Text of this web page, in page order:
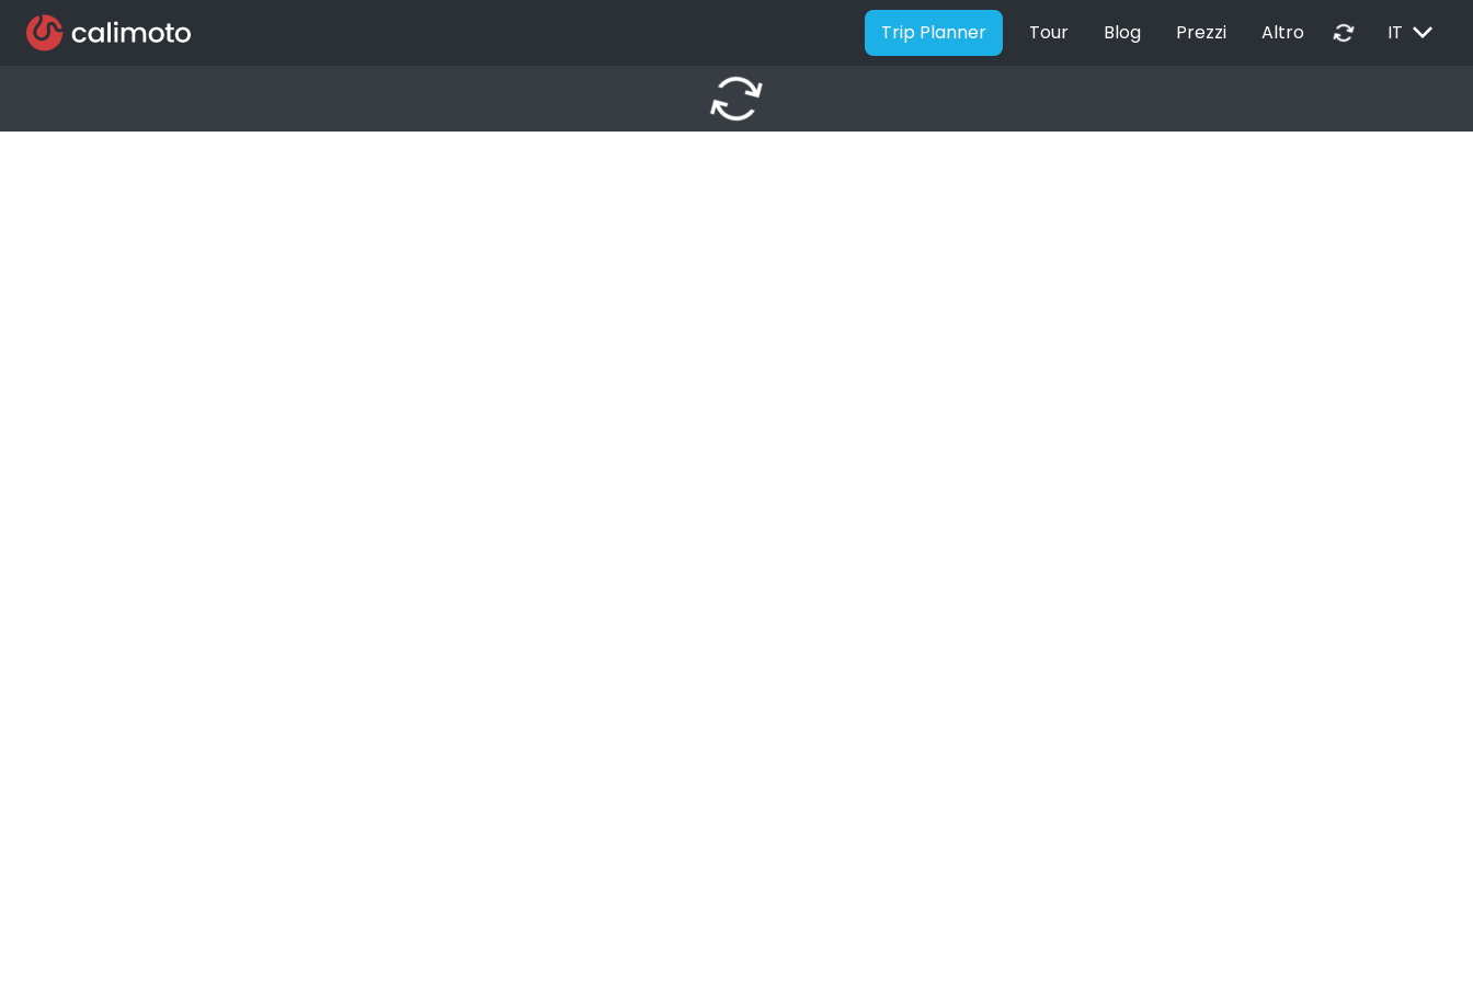
Trip Planner Tour Blog Prezzi Altro autorenew IT EXPAND_MORE
autorenew